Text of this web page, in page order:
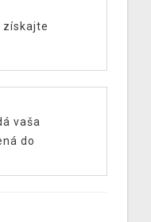
získajte
vaša
do